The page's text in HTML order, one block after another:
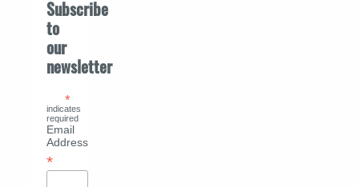
Subscribe
to
our
newsletter
*
indicates
required
Email
Address
*